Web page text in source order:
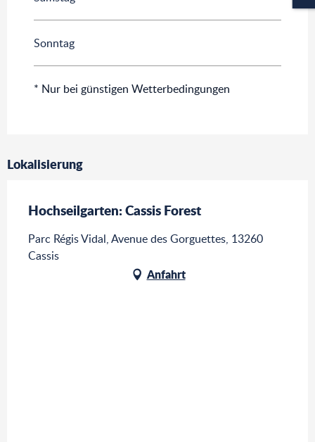
Sonntag
* Nur bei günstigen Wetterbedingungen
Lokalisierung
Hochseilgarten: Cassis Forest
Parc Régis Vidal, Avenue des Gorguettes, 13260
Cassis
Anfahrt